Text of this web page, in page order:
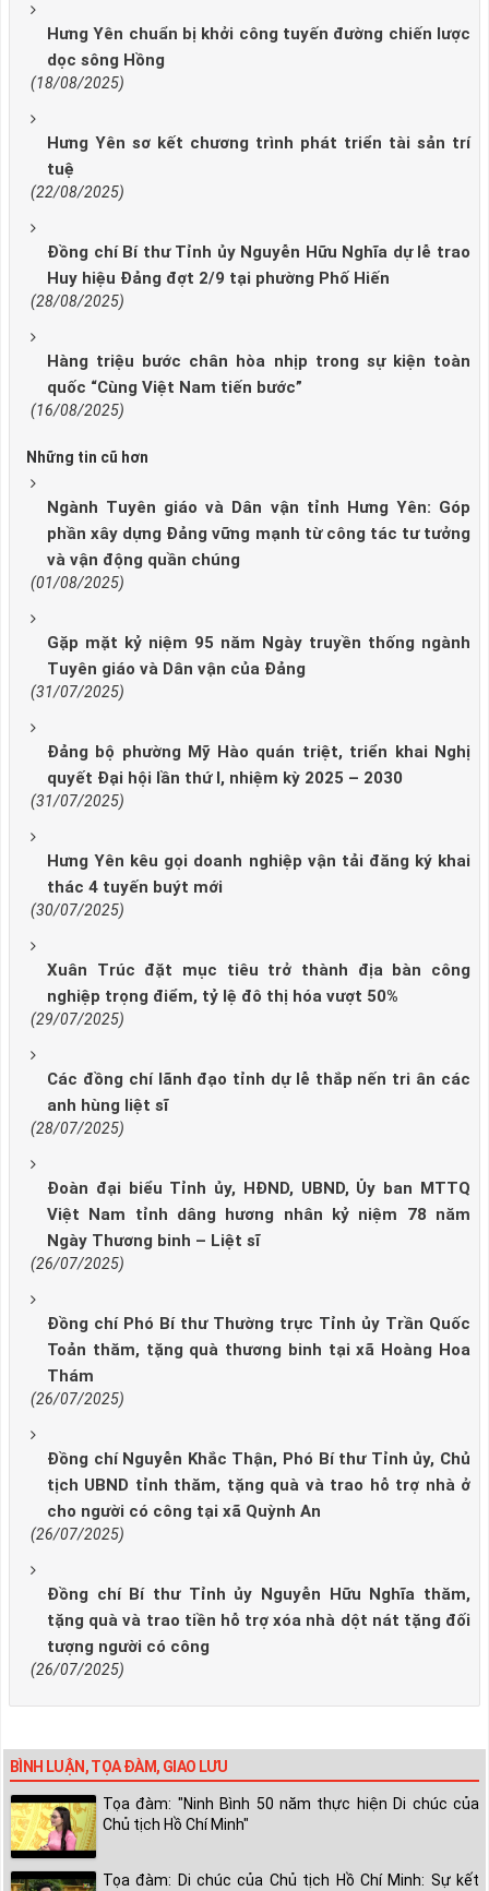
Hưng Yên chuẩn bị khởi công tuyến đường chiến lược
dọc sông Hồng
(18/08/2025)
Hưng Yên sơ kết chương trình phát triển tài sản trí
tuệ
(22/08/2025)
Đồng chí Bí thư Tỉnh ủy Nguyễn Hữu Nghĩa dự lễ trao
Huy hiệu Đảng đợt 2/9 tại phường Phố Hiến
(28/08/2025)
Hàng triệu bước chân hòa nhịp trong sự kiện toàn
quốc “Cùng Việt Nam tiến bước”
(16/08/2025)
Những tin cũ hơn
Ngành Tuyên giáo và Dân vận tỉnh Hưng Yên: Góp
phần xây dựng Đảng vững mạnh từ công tác tư tưởng
và vận động quần chúng
(01/08/2025)
Gặp mặt kỷ niệm 95 năm Ngày truyền thống ngành
Tuyên giáo và Dân vận của Đảng
(31/07/2025)
Đảng bộ phường Mỹ Hào quán triệt, triển khai Nghị
quyết Đại hội lần thứ I, nhiệm kỳ 2025 – 2030
(31/07/2025)
Hưng Yên kêu gọi doanh nghiệp vận tải đăng ký khai
thác 4 tuyến buýt mới
(30/07/2025)
Xuân Trúc đặt mục tiêu trở thành địa bàn công
nghiệp trọng điểm, tỷ lệ đô thị hóa vượt 50%
(29/07/2025)
Các đồng chí lãnh đạo tỉnh dự lễ thắp nến tri ân các
anh hùng liệt sĩ
(28/07/2025)
Đoàn đại biểu Tỉnh ủy, HĐND, UBND, Ủy ban MTTQ
Việt Nam tỉnh dâng hương nhân kỷ niệm 78 năm
Ngày Thương binh – Liệt sĩ
(26/07/2025)
Đồng chí Phó Bí thư Thường trực Tỉnh ủy Trần Quốc
Toản thăm, tặng quà thương binh tại xã Hoàng Hoa
Thám
(26/07/2025)
Đồng chí Nguyễn Khắc Thận, Phó Bí thư Tỉnh ủy, Chủ
tịch UBND tỉnh thăm, tặng quà và trao hỗ trợ nhà ở
cho người có công tại xã Quỳnh An
(26/07/2025)
Đồng chí Bí thư Tỉnh ủy Nguyễn Hữu Nghĩa thăm,
tặng quà và trao tiền hỗ trợ xóa nhà dột nát tặng đối
tượng người có công
(26/07/2025)
BÌNH LUẬN, TỌA ĐÀM, GIAO LƯU
Tọa đàm: "Ninh Bình 50 năm thực hiện Di chúc của
Chủ tịch Hồ Chí Minh"
Tọa đàm: Di chúc của Chủ tịch Hồ Chí Minh: Sự kết